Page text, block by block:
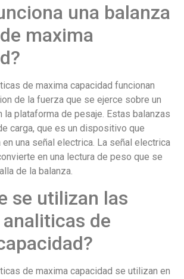
una balanza
maxima
de maxima capacidad funcionan
de la fuerza que se ejerce sobre un
la plataforma de pesaje. Estas balanzas
carga, que es un dispositivo que
una señal electrica. La señal electrica
en una lectura de peso que se
de la balanza.
se utilizan las
de
de maxima capacidad se utilizan en